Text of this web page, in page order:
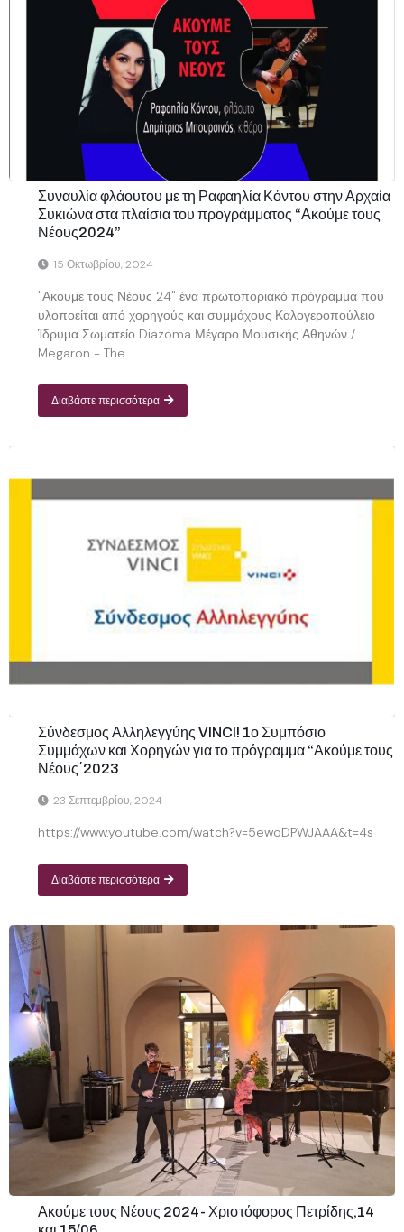
Συναυλία φλάουτου με τη Ραφαηλία Κόντου στην Αρχαία
Συκιώνα στα πλαίσια του προγράμματος “Ακούμε τους
Νέους2024”
15 Οκτωβρίου, 2024
"Ακουμε τους Νέους 24" ένα πρωτοποριακό πρόγραμμα που
υλοποείται από χορηγούς και συμμάχους Καλογεροπούλειο
Ίδρυμα Σωματείο Diazoma Μέγαρο Μουσικής Αθηνών /
Megaron - The...
Διαβάστε περισσότερα
Σύνδεσμος Αλληλεγγύης VINCI! 1ο Συμπόσιο
Συμμάχων και Χορηγών για το πρόγραμμα “Ακούμε τους
Νέους΄2023
23 Σεπτεμβρίου, 2024
https://www.youtube.com/watch?v=5ewoDPWJAAA&t=4s
Διαβάστε περισσότερα
Ακούμε τους Νέους 2024- Χριστόφορος Πετρίδης,14